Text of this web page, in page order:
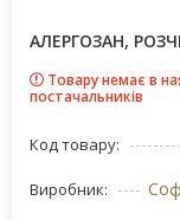
АЛЕРГОЗАН,
Товару немає в
постачальників
Код товару:
Виробник: